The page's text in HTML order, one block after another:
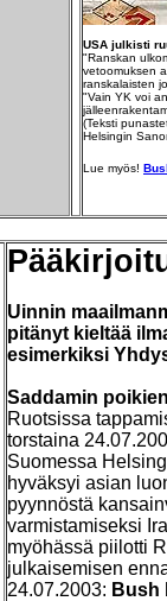
USA julkisti
"Ranskan
vetoomuksen
ranskalaisten
"Vain YK voi
(Teksti
Helsingin
Lue myös!
Uinnin
pitänyt kieltää
esimerkiksi
Saddamin
Ruotsissa
torstaina
Suomessa
hyväksyi asian
pyynnöstä
varmistamiseksi
myöhässä piilotti
julkaisemisen
24.07.2003: Bush